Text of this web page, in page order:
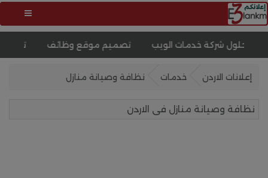
خدمات الويب تصميم موقع وظائف تصميم موقع لبيع
إعلانات الاردن خدمات نظافة وصيانة منازل
نظافة وصيانة منازل فى الاردن